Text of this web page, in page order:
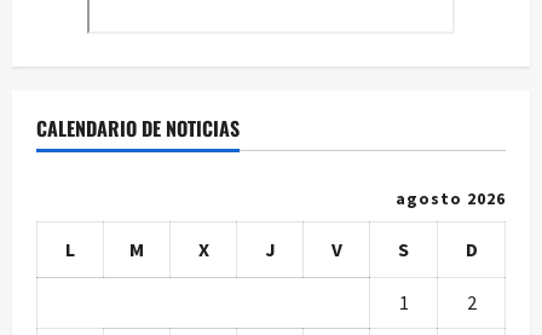
CALENDARIO DE NOTICIAS
agosto 2026
L M X J V S D
1 2